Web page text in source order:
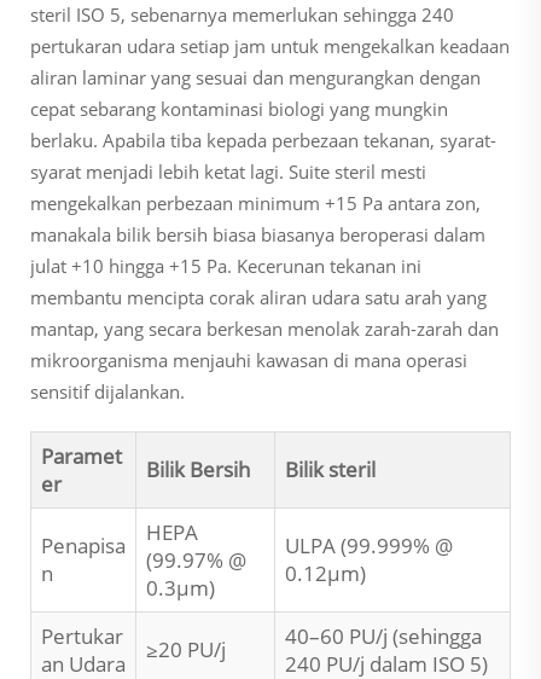
steril ISO 5, sebenarnya memerlukan sehingga 240
pertukaran udara setiap jam untuk mengekalkan keadaan
aliran laminar yang sesuai dan mengurangkan dengan
cepat sebarang kontaminasi biologi yang mungkin
berlaku. Apabila tiba kepada perbezaan tekanan, syarat-
syarat menjadi lebih ketat lagi. Suite steril mesti
mengekalkan perbezaan minimum +15 Pa antara zon,
manakala bilik bersih biasa biasanya beroperasi dalam
julat +10 hingga +15 Pa. Kecerunan tekanan ini
membantu mencipta corak aliran udara satu arah yang
mantap, yang secara berkesan menolak zarah-zarah dan
mikroorganisma menjauhi kawasan di mana operasi
sensitif dijalankan.
Paramet
er
Bilik Bersih Bilik steril
Penapisa
n
HEPA
(99.97% @
0.3µm)
ULPA (99.999% @
0.12µm)
Pertukar
an Udara
≥20 PU/j
40–60 PU/j (sehingga
240 PU/j dalam ISO 5)